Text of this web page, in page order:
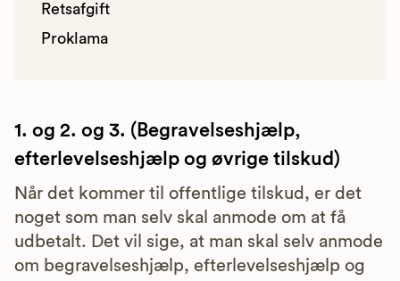
Retsafgift
Proklama
1. og 2. og 3. (Begravelseshjælp,
efterlevelseshjælp og øvrige tilskud)
Når det kommer til offentlige tilskud, er det
noget som man selv skal anmode om at få
udbetalt. Det vil sige, at man skal selv anmode
om begravelseshjælp, efterlevelseshjælp og